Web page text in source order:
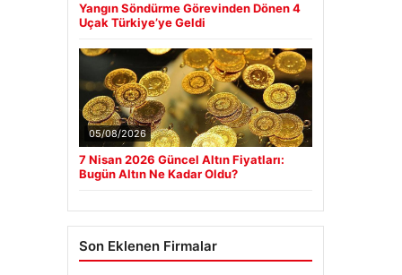
Yangın Söndürme Görevinden Dönen 4
Uçak Türkiye’ye Geldi
05/08/2026
7 Nisan 2026 Güncel Altın Fiyatları:
Bugün Altın Ne Kadar Oldu?
Son Eklenen Firmalar